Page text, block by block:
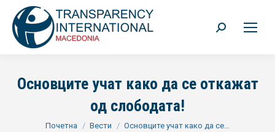
Search:
Основците учат како да се откажат
од слободата!
You are here:
Почетна Вести Основците учат како да се…